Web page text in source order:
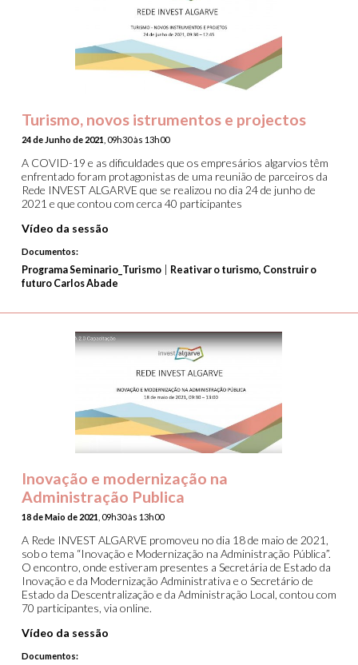
Turismo, novos istrumentos e projectos
24 de Junho de 2021 , 09h30 às 13h00
A COVID-19 e as dificuldades que os empresários algarvios têm
enfrentado foram protagonistas de uma reunião de parceiros da
Rede INVEST ALGARVE que se realizou no dia 24 de junho de
2021 e que contou com cerca 40 participantes
Vídeo da sessão
Documentos:
Programa Seminario_Turismo| Reativar o turismo, Construir o
futuro Carlos Abade
Inovação e modernização na
Administração Publica
18 de Maio de 2021 , 09h30 às 13h00
A Rede INVEST ALGARVE promoveu no dia 18 de maio de 2021,
sob o tema “Inovação e Modernização na Administração Pública”.
O encontro, onde estiveram presentes a Secretária de Estado da
Inovação e da Modernização Administrativa e o Secretário de
Estado da Descentralização e da Administração Local, contou com
70 participantes, via online.
Vídeo da sessão
Documentos: